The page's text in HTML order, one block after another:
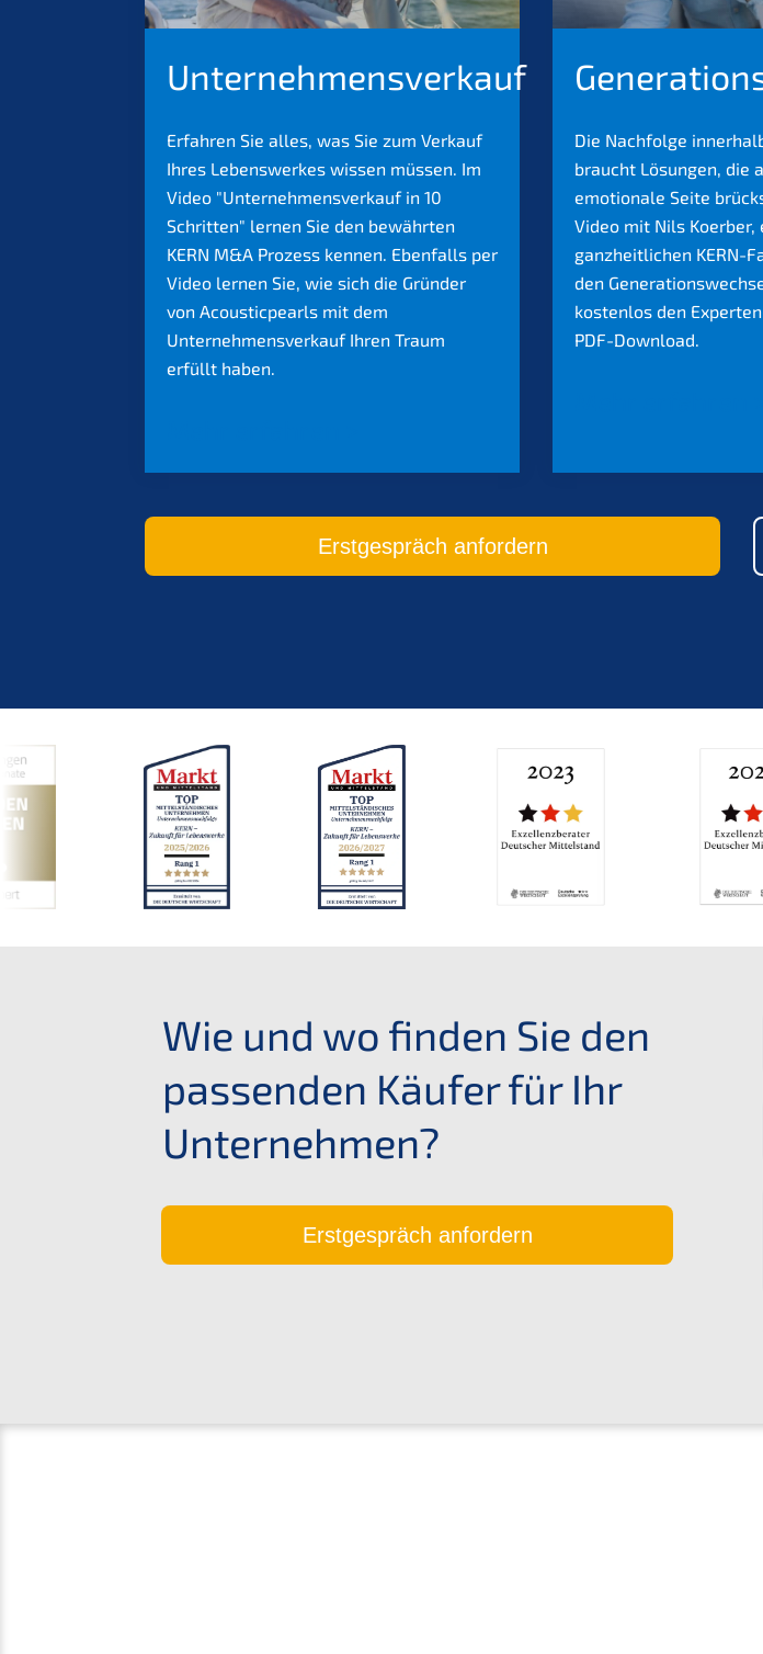
Unternehmensverkauf
Erfahren Sie alles, was Sie zum Verkauf
Ihres Lebenswerkes wissen müssen. Im
Video "Unternehmensverkauf in 10
Schritten" lernen Sie den bewährten
KERN M&A Prozess kennen. Ebenfalls per
Video lernen Sie, wie sich die Gründer
von Acousticpearls mit dem
Unternehmensverkauf Ihren Traum
erfüllt haben.
Die Nachfolge
braucht Lösungen, die
emotionale Seite
Video mit Nils Koerber,
ganzheitlichen KERN-
den
kostenlos den
PDF-Download.
Erstgespräch anfordern
Wie und wo finden Sie den
passenden Käufer für Ihr
Unternehmen?
Erstgespräch anfordern